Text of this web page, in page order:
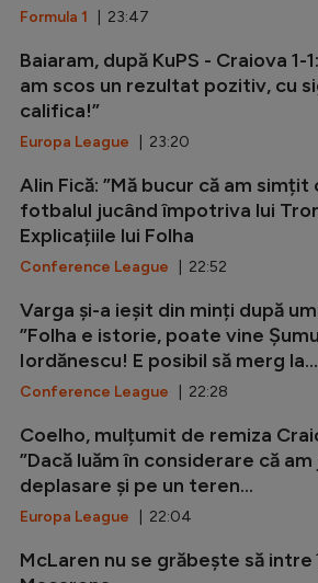
Formula 1 | 23:47
Baiaram, după KuPS - Craiova 1-
am scos un rezultat pozitiv, cu
califica!”
Europa League | 23:20
Alin Fică: ”Mă bucur că am simțit
fotbalul jucând împotriva lui
Explicațiile lui Folha
Conference League | 22:52
Varga și-a ieșit din minți după
”Folha e istorie, poate vine
Iordănescu! E posibil să merg la...
Conference League | 22:28
Coelho, mulțumit de remiza
”Dacă luăm în considerare că
deplasare și pe un teren...
Europa League | 22:04
McLaren nu se grăbește să intre